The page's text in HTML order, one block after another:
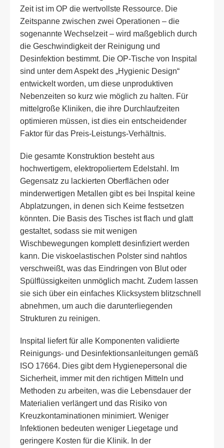
Zeit ist im OP die wertvollste Ressource. Die
Zeitspanne zwischen zwei Operationen – die
sogenannte Wechselzeit – wird maßgeblich durch
die Geschwindigkeit der Reinigung und
Desinfektion bestimmt. Die OP-Tische von Inspital
sind unter dem Aspekt des „Hygienic Design“
entwickelt worden, um diese unproduktiven
Nebenzeiten so kurz wie möglich zu halten. Für
mittelgroße Kliniken, die ihre Durchlaufzeiten
optimieren müssen, ist dies ein entscheidender
Faktor für das Preis-Leistungs-Verhältnis.
Die gesamte Konstruktion besteht aus
hochwertigem, elektropoliertem Edelstahl. Im
Gegensatz zu lackierten Oberflächen oder
minderwertigen Metallen gibt es bei Inspital keine
Abplatzungen, in denen sich Keime festsetzen
könnten. Die Basis des Tisches ist flach und glatt
gestaltet, sodass sie mit wenigen
Wischbewegungen komplett desinfiziert werden
kann. Die viskoelastischen Polster sind nahtlos
verschweißt, was das Eindringen von Blut oder
Spülflüssigkeiten unmöglich macht. Zudem lassen
sie sich über ein einfaches Klicksystem blitzschnell
abnehmen, um auch die darunterliegenden
Strukturen zu reinigen.
Inspital liefert für alle Komponenten validierte
Reinigungs- und Desinfektionsanleitungen gemäß
ISO 17664. Dies gibt dem Hygienepersonal die
Sicherheit, immer mit den richtigen Mitteln und
Methoden zu arbeiten, was die Lebensdauer der
Materialien verlängert und das Risiko von
Kreuzkontaminationen minimiert. Weniger
Infektionen bedeuten weniger Liegetage und
geringere Kosten für die Klinik. In der